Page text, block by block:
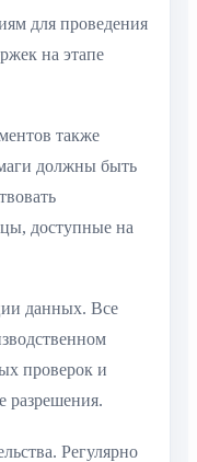
для проведения
на этапе
также
должны быть
доступные на
данных. Все
проверок и
разрешения.
Регулярно